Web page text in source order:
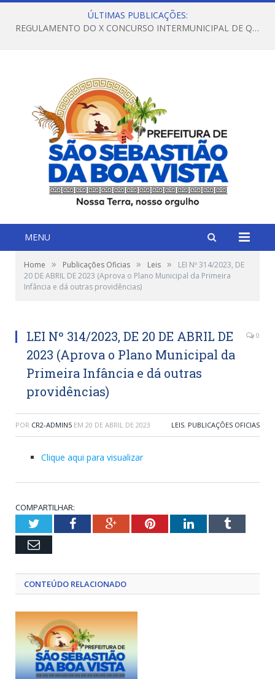
ÚLTIMAS PUBLICAÇÕES:
REGULAMENTO DO X CONCURSO INTERMUNICIPAL DE QUADRILHAS JUNINAS – 2026 – ARRAIÁ DA VENEZA
MENU
Home » Publicações Oficias » Leis »
LEI Nº 314/2023, DE
20 DE ABRIL DE 2023 (Aprova o Plano Municipal da Primeira
Infância e dá outras providências)
LEI Nº 314/2023, DE 20 DE ABRIL DE
2023 (Aprova o Plano Municipal da
Primeira Infância e dá outras
providências)
0
POR CR2-ADMIN5 EM 20 DE ABRIL DE 2023 LEIS, PUBLICAÇÕES OFICIAS
Clique aqui para visualizar
COMPARTILHAR:
TwitterFacebookGoogle+PinterestLinkedInTumblr
Email
CONTEÚDO RELACIONADO